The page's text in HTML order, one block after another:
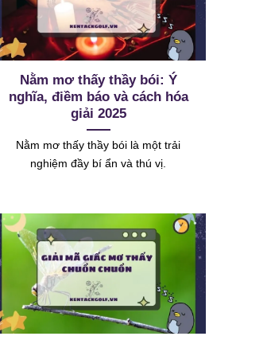
Nằm mơ thấy thầy bói: Ý
nghĩa, điềm báo và cách hóa
giải 2025
Nằm mơ thấy thầy bói là một trải
nghiệm đầy bí ẩn và thú vị.